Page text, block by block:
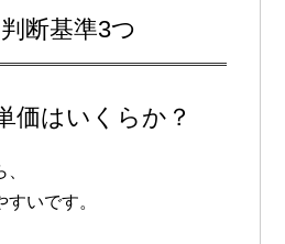
断基準3つ
価はいくらか？
いです。